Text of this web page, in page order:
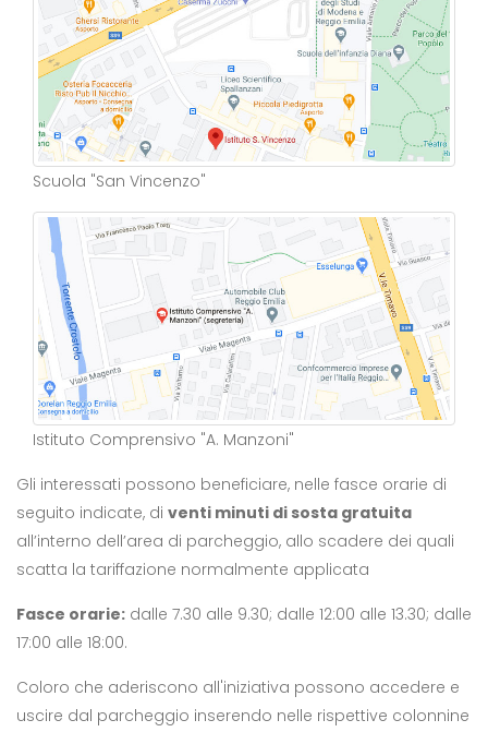
Scuola "San Vincenzo"
Istituto Comprensivo "A. Manzoni"
Gli interessati possono beneficiare, nelle fasce orarie di
seguito indicate, di venti minuti di sosta gratuita
all’interno dell’area di parcheggio, allo scadere dei quali
scatta la tariffazione normalmente applicata
Fasce orarie: dalle 7.30 alle 9.30; dalle 12:00 alle 13.30; dalle
17:00 alle 18:00.
Coloro che aderiscono all'iniziativa possono accedere e
uscire dal parcheggio inserendo nelle rispettive colonnine